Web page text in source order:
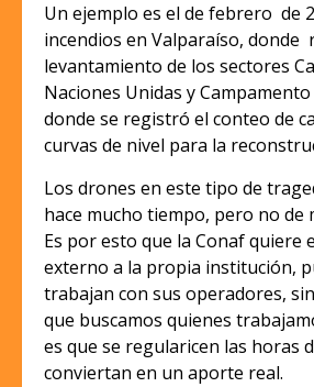
Un ejemplo es el de febrero de
incendios en Valparaíso, donde
levantamiento de los sectores
Naciones Unidas y Campamento
donde se registró el conteo de
curvas de nivel para la
Los drones en este tipo de
hace mucho tiempo, pero no de
Es por esto que la Conaf quiere
externo a la propia institución,
trabajan con sus operadores,
que buscamos quienes
es que se regularicen las horas
conviertan en un aporte real.